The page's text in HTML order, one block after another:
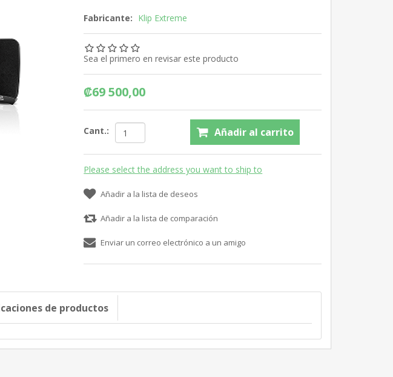
Fabricante: Klip Extreme
Sea el primero en revisar este producto
₡69 500,00
Cant.: Añadir al carrito
Please select the address you want to ship to
Añadir a la lista de deseos
Añadir a la lista de comparación
Enviar un correo electrónico a un amigo
de productos